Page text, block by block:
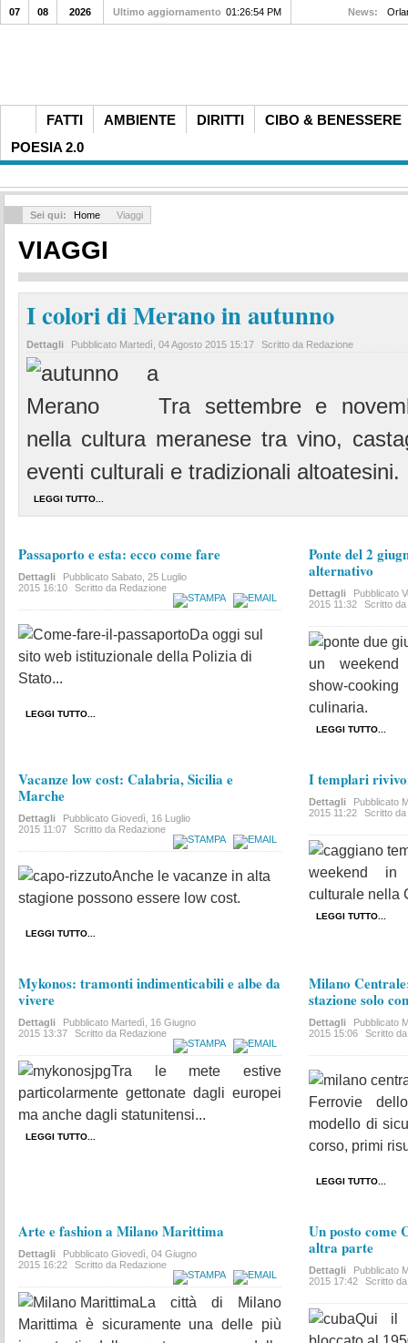
FATTI AMBIENTE DIRITTI
CIBO & BENESSERE
POESIA 2.0
07 08 2026 Ultimo aggiornamento 01:26:54 PM News:
Sei qui: Home Viaggi
VIAGGI
I colori di Merano in autunno
Dettagli Pubblicato Martedì, 04 Agosto 2015 15:17 Scritto da Redazione
Tra settembre e
nella cultura meranese tra vino,
eventi culturali e tradizionali altoatesini.
LEGGI TUTTO...
Passaporto e esta: ecco come fare
Dettagli Pubblicato Sabato, 25 Luglio
2015 16:10
Scritto da Redazione
Da oggi sul
sito web istituzionale della Polizia di
Stato...
LEGGI TUTTO...
Ponte del 2
alternativo
Dettagli Pubblicato
2015 11:32
Scritto
un weekend
show-
culinaria.
LEGGI TUTTO...
Vacanze low cost: Calabria, Sicilia e
Marche
Dettagli Pubblicato Giovedì, 16 Luglio
2015 11:07
Scritto da Redazione
Anche le vacanze in alta
stagione possono essere low cost.
LEGGI TUTTO...
I templari
Dettagli Pubblicato
2015 11:22
Scritto
weekend in
culturale nella
LEGGI TUTTO...
Mykonos: tramonti indimenticabili e albe da
vivere
Dettagli Pubblicato Martedì, 16 Giugno
2015 13:37
Scritto da Redazione
Tra le mete estive
particolarmente gettonate dagli europei
ma anche dagli statunitensi...
LEGGI TUTTO...
Milano
stazione solo
Dettagli Pubblicato
2015 15:06
Scritto
Ferrovie
modello di
corso, primi
LEGGI TUTTO...
Arte e fashion a Milano Marittima
Dettagli Pubblicato Giovedì, 04 Giugno
2015 16:22
Scritto da Redazione
La città di Milano
Marittima è sicuramente una delle più
Un posto come
altra parte
Dettagli Pubblicato
2015 17:42
Scritto
Qui il